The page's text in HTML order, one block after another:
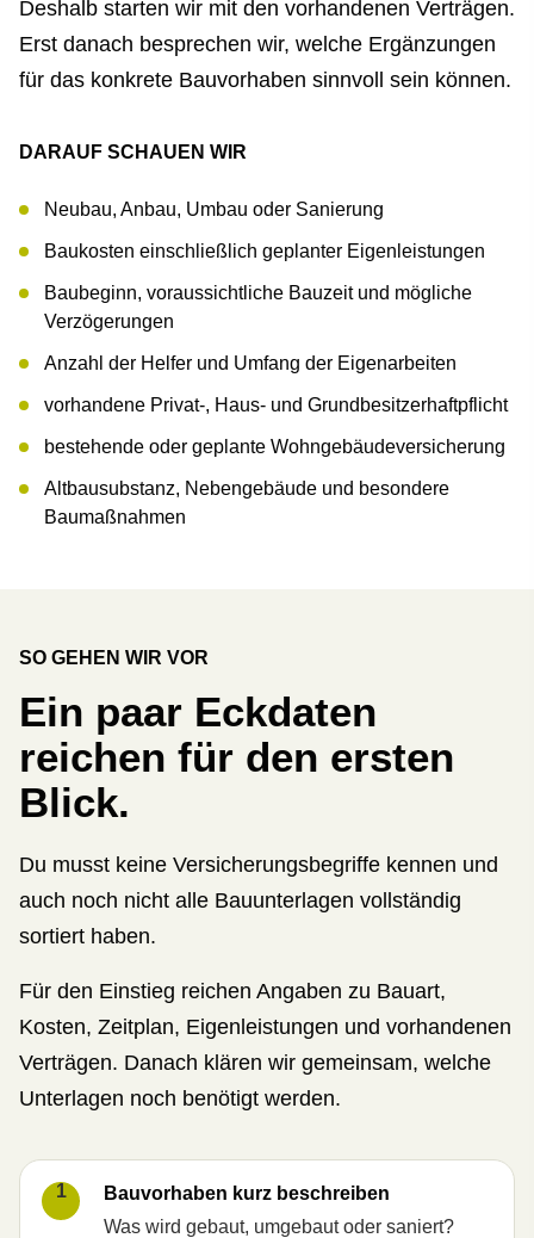
Deshalb starten wir mit den vorhandenen Verträgen.
Erst danach besprechen wir, welche Ergänzungen
für das konkrete Bauvorhaben sinnvoll sein können.
DARAUF SCHAUEN WIR
Neubau, Anbau, Umbau oder Sanierung
Baukosten einschließlich geplanter Eigenleistungen
Baubeginn, voraussichtliche Bauzeit und mögliche
Verzögerungen
Anzahl der Helfer und Umfang der Eigenarbeiten
vorhandene Privat-, Haus- und Grundbesitzerhaftpflicht
bestehende oder geplante Wohngebäudeversicherung
Altbausubstanz, Nebengebäude und besondere
Baumaßnahmen
SO GEHEN WIR VOR
Ein paar Eckdaten
reichen für den ersten
Blick.
Du musst keine Versicherungsbegriffe kennen und
auch noch nicht alle Bauunterlagen vollständig
sortiert haben.
Für den Einstieg reichen Angaben zu Bauart,
Kosten, Zeitplan, Eigenleistungen und vorhandenen
Verträgen. Danach klären wir gemeinsam, welche
Unterlagen noch benötigt werden.
1
Bauvorhaben kurz beschreiben
Was wird gebaut, umgebaut oder saniert?